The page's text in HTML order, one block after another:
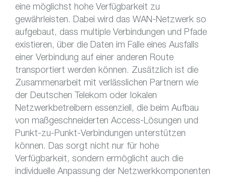
eine möglichst hohe Verfügbarkeit zu
gewährleisten. Dabei wird das WAN-Netzwerk so
aufgebaut, dass multiple Verbindungen und Pfade
existieren, über die Daten im Falle eines Ausfalls
einer Verbindung auf einer anderen Route
transportiert werden können. Zusätzlich ist die
Zusammenarbeit mit verlässlichen Partnern wie
der Deutschen Telekom oder lokalen
Netzwerkbetreibern essenziell, die beim Aufbau
von maßgeschneiderten Access-Lösungen und
Punkt-zu-Punkt-Verbindungen unterstützen
können. Das sorgt nicht nur für hohe
Verfügbarkeit, sondern ermöglicht auch die
individuelle Anpassung der Netzwerkkomponenten